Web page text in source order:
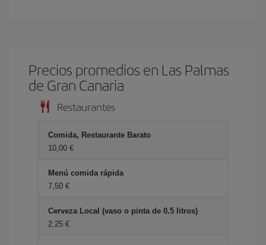
Precios promedios en Las Palmas
de Gran Canaria
Restaurantes
Comida, Restaurante Barato
10,00 €
Menú comida rápida
7,50 €
Cerveza Local (vaso o pinta de 0.5 litros)
2,25 €